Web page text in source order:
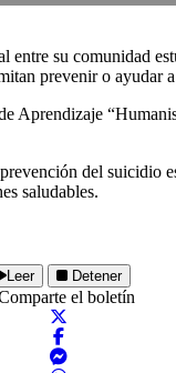
su comunidad
prevenir o ayudar
Aprendizaje
del
saludables.
Leer Detener
el boletín